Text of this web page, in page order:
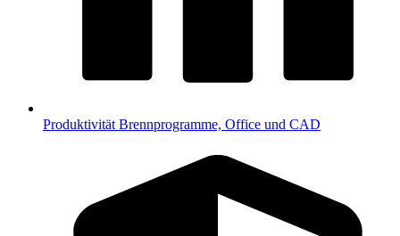
Produktivität Brennprogramme, Office und CAD